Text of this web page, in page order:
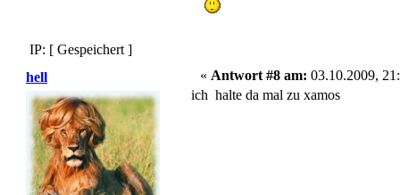
IP: [ Gespeichert ]
hell
« Antwort #8 am: 03.10.2009,
ich halte da mal zu xamos